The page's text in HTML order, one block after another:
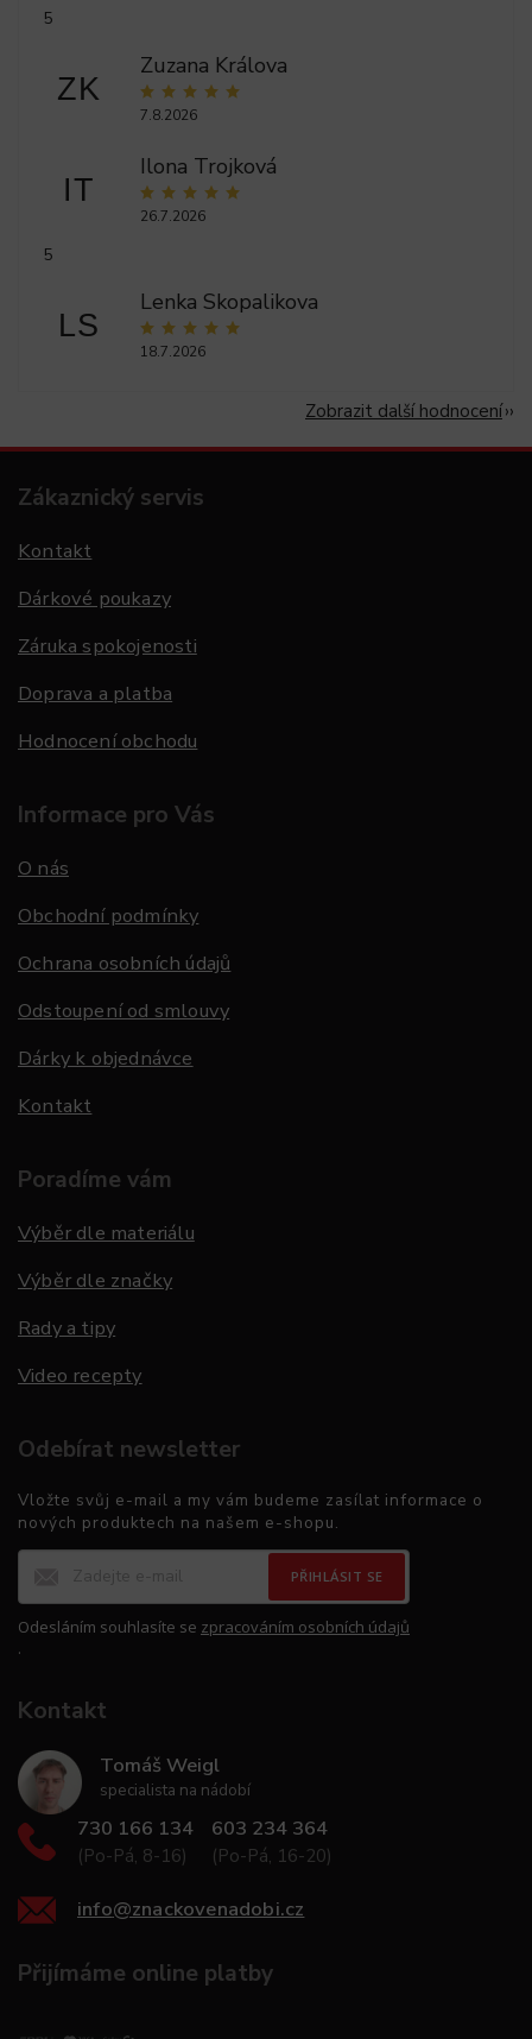
5
ZK
Zuzana Králova
7.8.2026
IT
Ilona Trojková
26.7.2026
5
LS
Lenka Skopalikova
18.7.2026
Zobrazit další hodnocení
Zákaznický servis
Kontakt
Dárkové poukazy
Záruka spokojenosti
Doprava a platba
Hodnocení obchodu
Informace pro Vás
O nás
Obchodní podmínky
Ochrana osobních údajů
Odstoupení od smlouvy
Dárky k objednávce
Kontakt
Poradíme vám
Výběr dle materiálu
Výběr dle značky
Rady a tipy
Video recepty
Odebírat newsletter
Vložte svůj e-mail a my vám budeme zasílat informace o
nových produktech na našem e-shopu.
PŘIHLÁSIT SE
Odesláním souhlasíte se zpracováním osobních údajů
.
Kontakt
Tomáš Weigl
specialista na nádobí
730 166 134
(Po-Pá, 8-16)
603 234 364
(Po-Pá, 16-20)
info@znackovenadobi.cz
Přijímáme online platby